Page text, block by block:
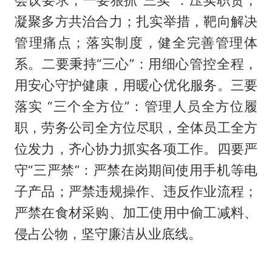
凝聚多方共治合力；扎实举措，靶向解决
管理痛点；落实制度，健全完善管理体
系。二要秉持“三心”：用细心管控全程，
用安心守护健康，用暖心优化服务。三要
落实 “三个全方位”：管理人员全方位履
职，劳务公司全方位尽职，全体员工全方
位发力，齐心协力抓实各项工作。四要严
守“三严禁”：严禁在岗期间使用手机等电
子产品；严禁违规操作、违反作业流程；
严禁在食材采购、加工使用中偷工减料、
侵占公物，坚守廉洁从业底线。